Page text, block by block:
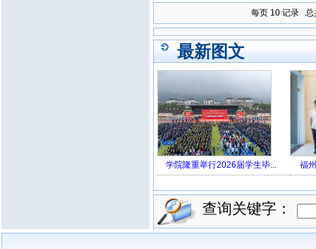
每页 10 记录
最新图文
学院隆重举行2026届学生毕... 福
查询关键字：